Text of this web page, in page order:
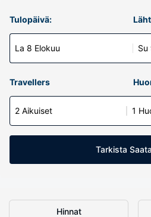
Tulopäivä:
La 8 Elokuu Su
Travellers
2 Aikuiset 1
Tarkista
Hinnat